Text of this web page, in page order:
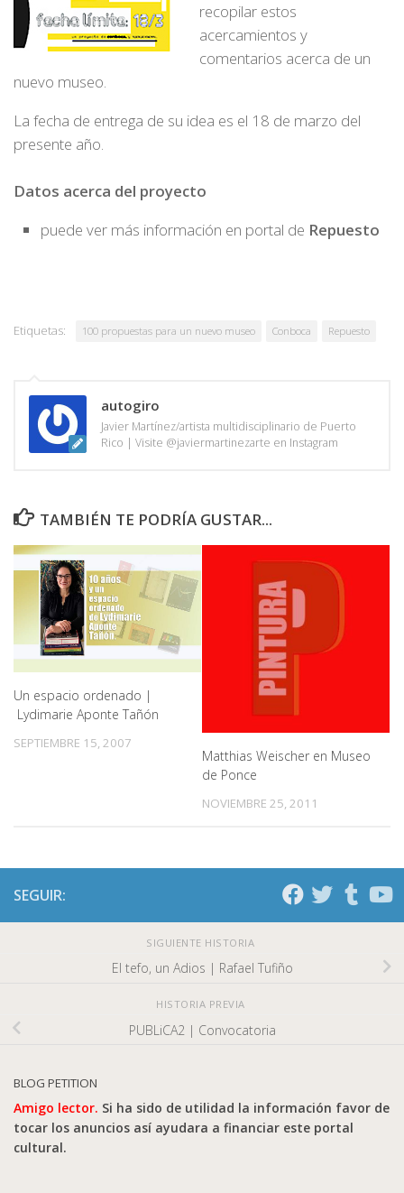
recopilar estos
acercamientos y
comentarios acerca de un
nuevo museo.
La fecha de entrega de su idea es el 18 de marzo del
presente año.
Datos acerca del proyecto
puede ver más información en portal de Repuesto
Etiquetas: 100 propuestas para un nuevo museo Conboca Repuesto
autogiro
Javier Martínez/artista multidisciplinario de Puerto
Rico | Visite @javiermartinezarte en Instagram
TAMBIÉN TE PODRÍA GUSTAR...
Un espacio ordenado |
Lydimarie Aponte Tañón
SEPTIEMBRE 15, 2007
Matthias Weischer en Museo
de Ponce
NOVIEMBRE 25, 2011
SEGUIR:
SIGUIENTE HISTORIA
El tefo, un Adios | Rafael Tufiño
HISTORIA PREVIA
PUBLiCA2 | Convocatoria
BLOG PETITION
Amigo lector. Si ha sido de utilidad la información favor de
tocar los anuncios así ayudara a financiar este portal
cultural.